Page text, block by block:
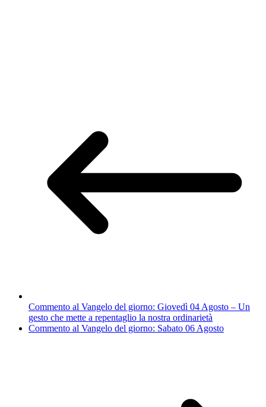
Commento al Vangelo del giorno: Giovedì 04 Agosto – Un
gesto che mette a repentaglio la nostra ordinarietà
Commento al Vangelo del giorno: Sabato 06 Agosto